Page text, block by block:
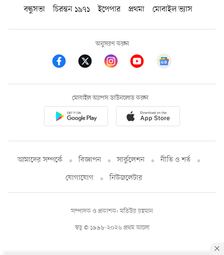
বন্ধুসভা
চিরন্তন ১৯৭১ ইপেপার প্রথমা মোবাইল ভ্যাস
অনুসরণ করুন
মোবাইল অ্যাপস ডাউনলোড করুন
আমাদের সম্পর্কে বিজ্ঞাপন সার্কুলেশন
নীতি ও শর্ত
যোগাযোগ
নিউজলেটার
স্বত্ব © ১৯৯৮-২০২৬ প্রথম আলো
সম্পাদক ও প্রকাশক: মতিউর রহমান